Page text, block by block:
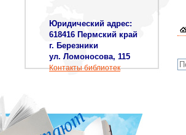
Юридический адрес:
618416 Пермский край
г. Березники
ул. Ломоносова, 115
Контакты библиотек